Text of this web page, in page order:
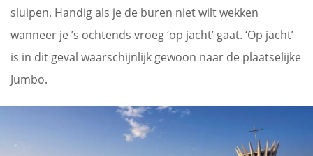
sluipen. Handig als je de buren niet wilt wekken
wanneer je ’s ochtends vroeg ‘op jacht’ gaat. ‘Op jacht’
is in dit geval waarschijnlijk gewoon naar de plaatselijke
Jumbo.